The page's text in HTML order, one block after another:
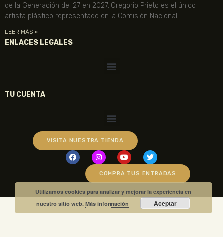
de la Generación del 27 en 2027. Gregorio Prieto es el único
artista plástico representado en la Comisión Nacional.
LEER MÁS »
ENLACES LEGALES
TU CUENTA
VISITA NUESTRA TIENDA
COMPRA TUS ENTRADAS
Utilizamos cookies para analizar y mejorar la experiencia en
nuestro sitio web.Más información Aceptar